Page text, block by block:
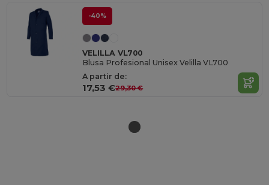
-40%
VELILLA VL700
Blusa Profesional Unisex Velilla VL700
A partir de:
17,53 €29,30 €